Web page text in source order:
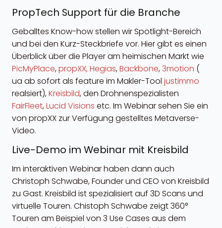
PropTech Support für die Branche
Geballtes Know-how stellen wir Spotlight-Bereich
und bei den Kurz-Steckbriefe vor. Hier gibt es einen
Überblick über die Player am heimischen Markt wie
PicMyPlace,propXX, Hegias,Backbone,3motion (
ua ab sofort als feature im Makler-Tool justimmo
realsiert),Kreisbild, den Drohnenspezialisten
FairFleet,Lucid Visions etc. Im Webinar sehen Sie ein
von propXX zur Verfügung gestelltes Metaverse-
Video.
Live-Demo im Webinar mit Kreisbild
Im interaktiven Webinar haben dann auch
Christoph Schwabe, Founder und CEO von Kreisbild
zu Gast. Kreisbild ist spezialisiert auf 3D Scans und
virtuelle Touren. Chistoph Schwabe zeigt 360°
Touren am Beispiel von 3 Use Cases aus dem